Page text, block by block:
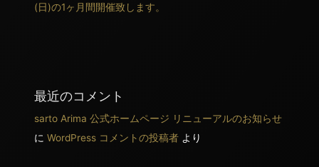
(日)の1ヶ月間開催致します。
最近のコメント
sarto Arima 公式ホームページ リニューアルのお知らせ
にWordPress コメントの投稿者 より